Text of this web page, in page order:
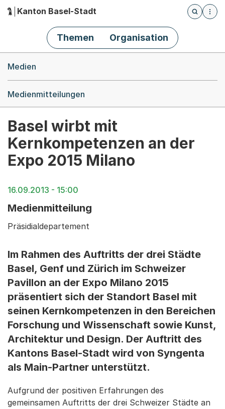
Hauptnavigation
Kanton Basel-Stadt
Öffnet
Themen Organisation
Medien
Medienmitteilungen
Basel wirbt mit
Kernkompetenzen an der
Expo 2015 Milano
16.09.2013 - 15:00
Medienmitteilung
Präsidialdepartement
Im Rahmen des Auftritts der drei Städte
Basel, Genf und Zürich im Schweizer
Pavillon an der Expo Milano 2015
präsentiert sich der Standort Basel mit
seinen Kernkompetenzen in den Bereichen
Forschung und Wissenschaft sowie Kunst,
Architektur und Design. Der Auftritt des
Kantons Basel-Stadt wird von Syngenta
als Main-Partner unterstützt.
Aufgrund der positiven Erfahrungen des
gemeinsamen Auftritts der drei Schweizer Städte an